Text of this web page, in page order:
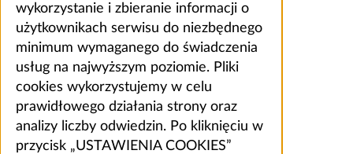
wykorzystanie i zbieranie informacji o
użytkownikach serwisu do niezbędnego
minimum wymaganego do świadczenia
usług na najwyższym poziomie. Pliki
cookies wykorzystujemy w celu
prawidłowego działania strony oraz
analizy liczby odwiedzin. Po kliknięciu w
przycisk „USTAWIENIA COOKIES”